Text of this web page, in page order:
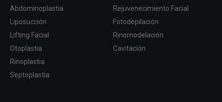
Abdominoplastia
Liposucción
Lifting Facial
Otoplastia
Rinoplastia
Septoplastia
Rejuvenecimiento Facial
Fotodepilación
Rinomodelación
Cavitación